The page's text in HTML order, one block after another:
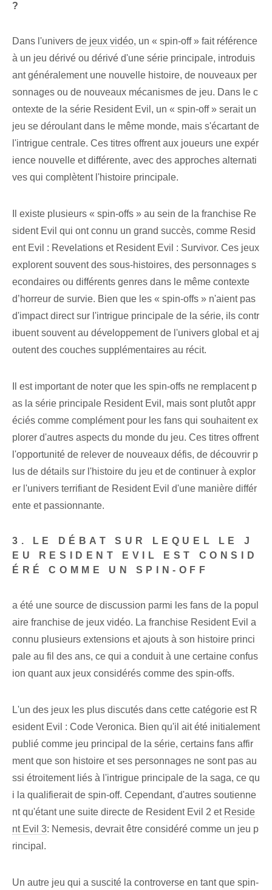
?
Dans l'univers de jeux vidéo, un « spin-off » fait référence
à un jeu dérivé ou dérivé d'une série principale, introduis
ant généralement une nouvelle histoire, de nouveaux per
sonnages ou de nouveaux mécanismes de jeu. Dans le c
ontexte de la série Resident Evil, un « spin-off » serait un
jeu se déroulant dans le même monde, mais s'écartant de
l'intrigue centrale. Ces titres offrent aux joueurs une expér
ience nouvelle et différente, avec des approches alternati
ves qui complètent l'histoire principale.
Il existe plusieurs « spin-offs » au sein de la franchise Re
sident Evil qui ont connu un grand succès, comme Resid
ent Evil : Revelations et Resident Evil : Survivor. Ces jeux
explorent souvent des sous-histoires, des personnages s
econdaires ou différents genres dans le même contexte
d’horreur de survie. Bien que les « spin-offs » n'aient pas
d'impact direct sur l'intrigue principale de la série, ils contr
ibuent souvent au développement de l'univers global et aj
outent des couches supplémentaires au récit.
Il est important de noter que les spin-offs ne remplacent p
as la série principale Resident Evil, mais sont plutôt appr
éciés comme complément pour les fans qui souhaitent ex
plorer d'autres aspects du monde du jeu. Ces titres offrent
l'opportunité de relever de nouveaux défis, de découvrir p
lus de détails sur l'histoire du jeu et de continuer à explor
er l'univers terrifiant de Resident Evil d'une manière différ
ente et passionnante.
3. LE DÉBAT SUR LEQUEL LE J
EU RESIDENT EVIL EST CONSID
ÉRÉ COMME UN SPIN-OFF
a été une source de discussion parmi les fans de la popul
aire franchise de jeux vidéo. La franchise Resident Evil a
connu plusieurs extensions et ajouts à son histoire princi
pale au fil des ans, ce qui a conduit à une certaine confus
ion quant aux jeux considérés comme des spin-offs.
L'un des jeux les plus discutés dans cette catégorie est R
esident Evil : Code Veronica. Bien qu'il ait été initialement
publié comme jeu principal de la série, certains fans affir
ment que son histoire et ses personnages ne sont pas au
ssi étroitement liés à l'intrigue principale de la saga, ce qu
i la qualifierait de spin-off. Cependant, d'autres soutienne
nt qu'étant une suite directe de Resident Evil 2 et Reside
nt Evil 3: Nemesis, devrait être considéré comme un jeu p
rincipal.
Un autre jeu qui a suscité la controverse en tant que spin-